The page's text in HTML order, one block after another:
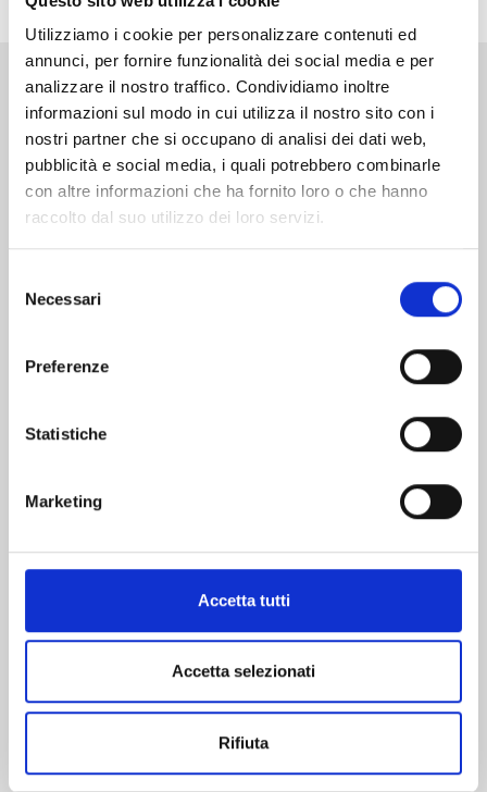
Utilizziamo i cookie per personalizzare contenuti ed
annunci, per fornire funzionalità dei social media e per
analizzare il nostro traffico. Condividiamo inoltre
informazioni sul modo in cui utilizza il nostro sito con i
nostri partner che si occupano di analisi dei dati web,
pubblicità e social media, i quali potrebbero combinarle
con altre informazioni che ha fornito loro o che hanno
raccolto dal suo utilizzo dei loro servizi.
delNecessari
Preferenze
Statistiche
Marketing
Accetta tutti
Accetta selezionati
Rifiuta
Altri volumi della serie
29/09/2026
€ 6,90
Mostra tutto